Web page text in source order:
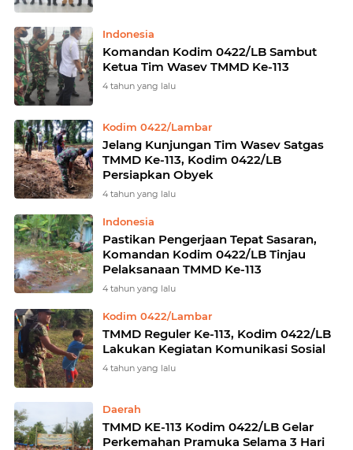
Indonesia
Komandan Kodim 0422/LB Sambut
Ketua Tim Wasev TMMD Ke-113
4 tahun yang lalu
Kodim 0422/Lambar
Jelang Kunjungan Tim Wasev Satgas
TMMD Ke-113, Kodim 0422/LB
Persiapkan Obyek
4 tahun yang lalu
Indonesia
Pastikan Pengerjaan Tepat Sasaran,
Komandan Kodim 0422/LB Tinjau
Pelaksanaan TMMD Ke-113
4 tahun yang lalu
Kodim 0422/Lambar
TMMD Reguler Ke-113, Kodim 0422/LB
Lakukan Kegiatan Komunikasi Sosial
4 tahun yang lalu
Daerah
TMMD KE-113 Kodim 0422/LB Gelar
Perkemahan Pramuka Selama 3 Hari